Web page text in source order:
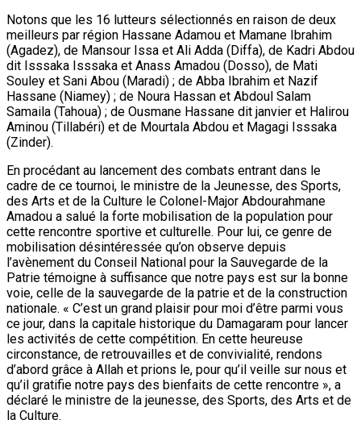
Notons que les 16 lutteurs sélectionnés en raison de deux
meilleurs par région Hassane Adamou et Mamane Ibrahim
(Agadez), de Mansour Issa et Ali Adda (Diffa), de Kadri Abdou
dit Isssaka Isssaka et Anass Amadou (Dosso), de Mati
Souley et Sani Abou (Maradi) ; de Abba Ibrahim et Nazif
Hassane (Niamey) ; de Noura Hassan et Abdoul Salam
Samaila (Tahoua) ; de Ousmane Hassane dit janvier et Halirou
Aminou (Tillabéri) et de Mourtala Abdou et Magagi Isssaka
(Zinder).
En procédant au lancement des combats entrant dans le
cadre de ce tournoi, le ministre de la Jeunesse, des Sports,
des Arts et de la Culture le Colonel-Major Abdourahmane
Amadou a salué la forte mobilisation de la population pour
cette rencontre sportive et culturelle. Pour lui, ce genre de
mobilisation désintéressée qu’on observe depuis
l’avènement du Conseil National pour la Sauvegarde de la
Patrie témoigne à suffisance que notre pays est sur la bonne
voie, celle de la sauvegarde de la patrie et de la construction
nationale. « C’est un grand plaisir pour moi d’être parmi vous
ce jour, dans la capitale historique du Damagaram pour lancer
les activités de cette compétition. En cette heureuse
circonstance, de retrouvailles et de convivialité, rendons
d’abord grâce à Allah et prions le, pour qu’il veille sur nous et
qu’il gratifie notre pays des bienfaits de cette rencontre », a
déclaré le ministre de la jeunesse, des Sports, des Arts et de
la Culture.